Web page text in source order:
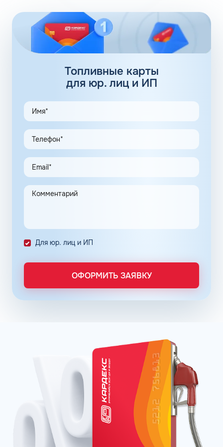
прогрев машины. Косвенное влияние на скорость
прогрева также оказывает фракционный состав
жидкости.
92 бензин: присадки
Базовые присадки для бензина, добавляющиеся в
жидкость еще на этапе производства, бывают двух
типов:
повышающие октановое число;
адсорбирующие.
Полная информация о добавках, содержащихся в марке
Нефтяные корпорации находятся в постоянном поиске
энергоэффективность мотора, снижающих общий
премиальных продуктов на основе неэтилированного
Республики. Популярные фирменные линейки бензинов:
ОПТИ – в сети АЗС Газпромнефть;
Пульсар – в сети АЗС Роснефть;
Танеко – в сети АЗС Татнефть.
Преимущества брендовых бензинов доказываются
увеличение пути, которое машина может проехать
после заправки бака, что в итоге обеспечивает
экономию до 12%;
сохранение чистоты форсунок и клапанов до 99%.
Отзывы покупателей говорят о том, что увидеть
стабильную выгоду при пользовании улучшенных
продуктов можно через три месяца постоянной
заправки.
Топливные карты
для юр. лиц и ИП
Для юр. лиц и ИП
ОФОРМИТЬ ЗАЯВКУ